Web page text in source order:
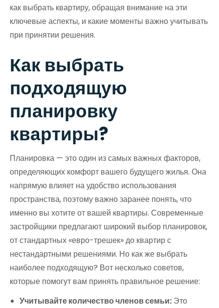
как выбрать квартиру, обращая внимание на эти
ключевые аспекты, и какие моменты важно учитывать
при принятии решения.
Как выбрать
подходящую
планировку
квартиры?
Планировка — это один из самых важных факторов,
определяющих комфорт вашего будущего жилья. Она
напрямую влияет на удобство использования
пространства, поэтому важно заранее понять, что
именно вы хотите от вашей квартиры. Современные
застройщики предлагают широкий выбор планировок,
от стандартных «евро-трешек» до квартир с
нестандартными решениями. Но как же выбрать
наиболее подходящую? Вот несколько советов,
которые помогут вам принять правильное решение:
Учитывайте количество членов семьи: Это